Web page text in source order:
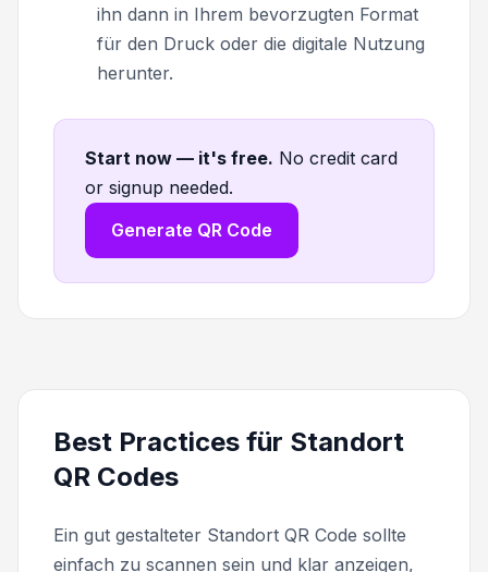
ihn dann in Ihrem bevorzugten Format
für den Druck oder die digitale Nutzung
herunter.
Start now — it's free. No credit card
or signup needed.
Generate QR Code
Best Practices für Standort
QR Codes
Ein gut gestalteter Standort QR Code sollte
einfach zu scannen sein und klar anzeigen,